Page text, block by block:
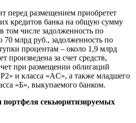
перед размещением приобретет
кредитов банка на общую сумму
том числе задолженность по
70 млрд руб., задолженность по
процентам – около 1,9 млрд
произведена за счет средств,
при размещении облигаций
и класса «AC», а также младшего
«Б», выкупаемого банком.
портфеля секьюритизируемых